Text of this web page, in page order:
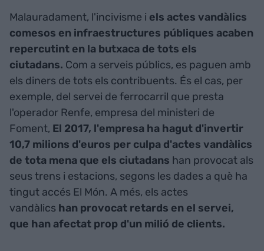
Malauradament, l'incivisme i els actes vandàlics
comesos en infraestructures públiques acaben
repercutint en la butxaca de tots els
ciutadans. Com a serveis públics, es paguen amb
els diners de tots els contribuents. És el cas, per
exemple, del servei de ferrocarril que presta
l'operador Renfe, empresa del ministeri de
Foment, El 2017, l'empresa ha hagut d'invertir
10,7 milions d'euros per culpa d'actes vandàlics
de tota mena que els ciutadans han provocat als
seus trens i estacions, segons les dades a què ha
tingut accés El Món. A més, els actes
vandàlics han provocat retards en el servei,
que han afectat prop d'un milió de clients.